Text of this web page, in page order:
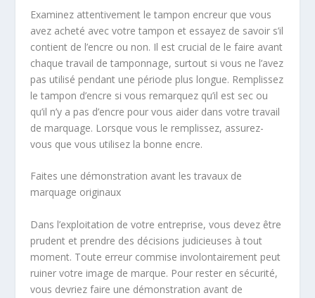
Examinez attentivement le tampon encreur que vous
avez acheté avec votre tampon et essayez de savoir s’il
contient de l’encre ou non. Il est crucial de le faire avant
chaque travail de tamponnage, surtout si vous ne l’avez
pas utilisé pendant une période plus longue. Remplissez
le tampon d’encre si vous remarquez qu’il est sec ou
qu’il n’y a pas d’encre pour vous aider dans votre travail
de marquage. Lorsque vous le remplissez, assurez-
vous que vous utilisez la bonne encre.
Faites une démonstration avant les travaux de
marquage originaux
Dans l’exploitation de votre entreprise, vous devez être
prudent et prendre des décisions judicieuses à tout
moment. Toute erreur commise involontairement peut
ruiner votre image de marque. Pour rester en sécurité,
vous devriez faire une démonstration avant de